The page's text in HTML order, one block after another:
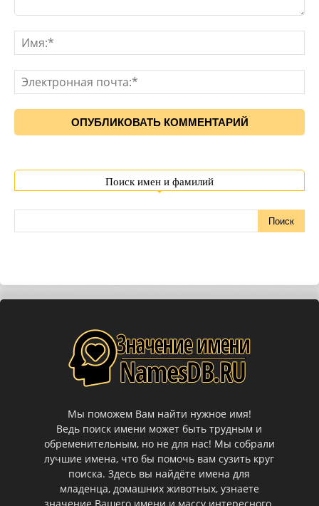
Поиск имен и фамилий
Мы поможем Вам найти нужное имя!
Ведь поиск имени может быть трудным и
обременительным, но не для нас! Мы собрали
лучшие имена, что бы помочь вам сузить круг
поиска. Здесь вы найдёте имена для
младенца, домашних животных, узнаете